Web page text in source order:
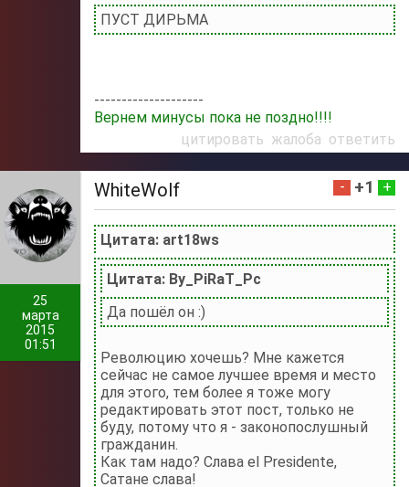
ПУСТ ДИРЬМА
--------------------
Вернем минусы пока не поздно!!!!
цитировать жалоба ответить
25
марта
2015
01:51
WhiteWolf - +1 +
Цитата: art18ws
Цитата: By_PiRaT_Pc
Да пошёл он :)
Революцию хочешь? Мне кажется
сейчас не самое лучшее время и место
для этого, тем более я тоже могу
редактировать этот пост, только не
буду, потому что я - законопослушный
гражданин.
Как там надо? Слава el Presidente,
Сатане слава!